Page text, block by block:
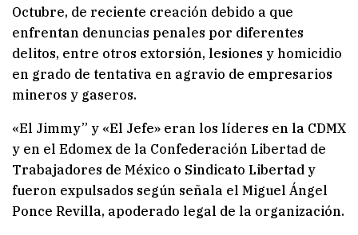
Octubre, de reciente creación debido a que
enfrentan denuncias penales por diferentes
delitos, entre otros extorsión, lesiones y homicidio
en grado de tentativa en agravio de empresarios
mineros y gaseros.
«El Jimmy” y «El Jefe» eran los líderes en la CDMX
y en el Edomex de la Confederación Libertad de
Trabajadores de México o Sindicato Libertad y
fueron expulsados según señala el Miguel Ángel
Ponce Revilla, apoderado legal de la organización.